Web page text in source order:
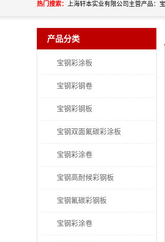
热门搜索：
产品分类
宝钢彩涂板
宝钢彩钢卷
宝钢彩钢板
宝钢双面氟碳彩涂板
宝钢彩涂卷
宝钢高耐候彩钢板
宝钢氟碳彩钢板
宝钢彩涂卷